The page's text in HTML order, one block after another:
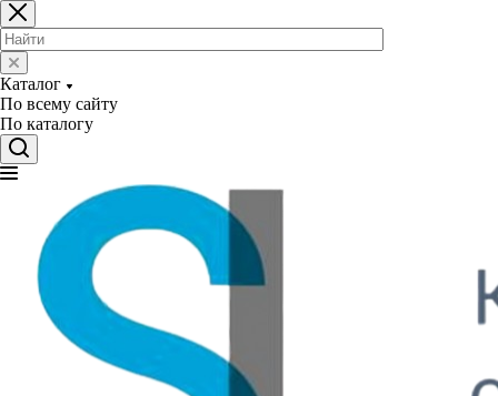
Каталог
По всему сайту
По каталогу